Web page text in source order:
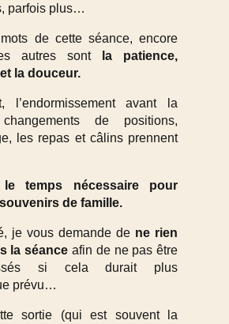
parfois plus…
de cette séance, encore
autres sont
la patience,
la douceur.
l’endormissement avant la
de positions,
les repas et câlins prennent
temps nécessaire pour
de famille.
je vous demande de ne rien
la séance afin de ne pas être
si cela durait plus
prévu…
sortie (qui est souvent la